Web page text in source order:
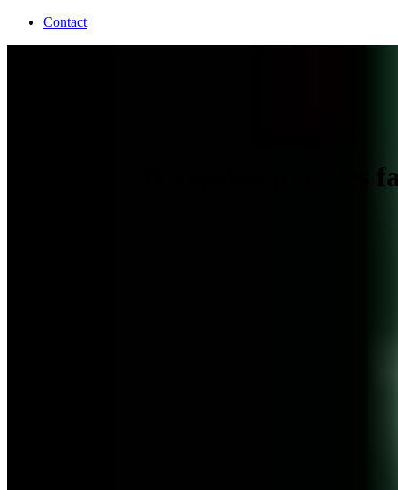
Contact
Déception pour les